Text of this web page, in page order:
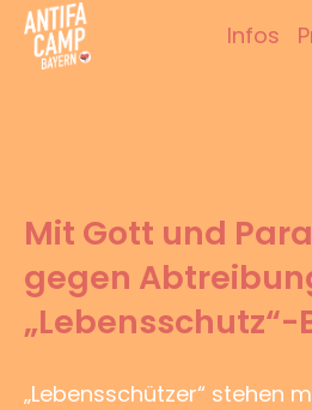
Zum
Inhalt
Infos
Mit Gott und
gegen
„Lebensschützer“ stehen